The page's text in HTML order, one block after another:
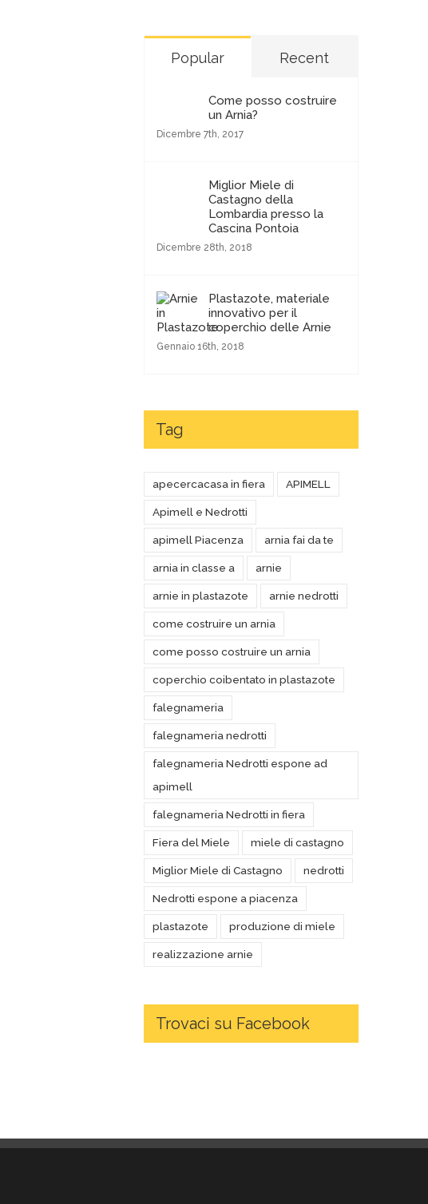
Popular Recent
Come posso costruire
un Arnia?
Dicembre 7th, 2017
Miglior Miele di
Castagno della
Lombardia presso la
Cascina Pontoia
Dicembre 28th, 2018
Plastazote, materiale
innovativo per il
coperchio delle Arnie
Gennaio 16th, 2018
Tag
apecercacasa in fiera APIMELL
Apimell e Nedrotti
apimell Piacenza arnia fai da te
arnia in classe a arnie
arnie in plastazote arnie nedrotti
come costruire un arnia
come posso costruire un arnia
coperchio coibentato in plastazote
falegnameria
falegnameria nedrotti
falegnameria Nedrotti espone ad
apimell
falegnameria Nedrotti in fiera
Fiera del Miele miele di castagno
Miglior Miele di Castagno nedrotti
Nedrotti espone a piacenza
plastazote produzione di miele
realizzazione arnie
Trovaci su Facebook